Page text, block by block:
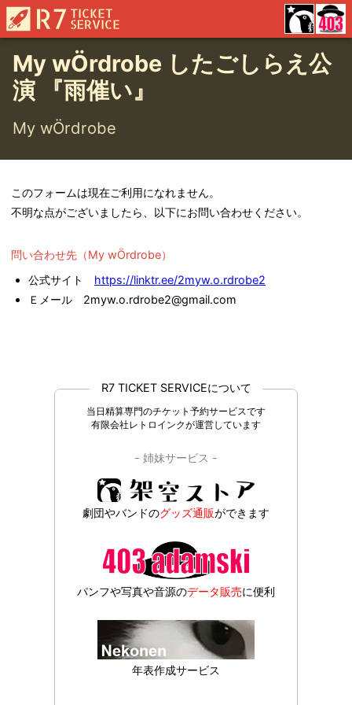
My wÖrdrobe したごしらえ公
演 『雨催い』
My wÖrdrobe
このフォームは現在ご利用になれません。
不明な点がございましたら、以下にお問い合わせください。
問い合わせ先（My wÖrdrobe）
公式サイト https://linktr.ee/2myw.o.rdrobe2
Ｅメール 2myw.o.rdrobe2@gmail.com
R7 TICKET SERVICEについて
当日精算専門のチケット予約サービスです
有限会社レトロインクが運営しています
- 姉妹サービス -
劇団やバンドのグッズ通販ができます
パンフや写真や音源のデータ販売に便利
年表作成サービス